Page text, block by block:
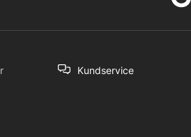
Kundservice